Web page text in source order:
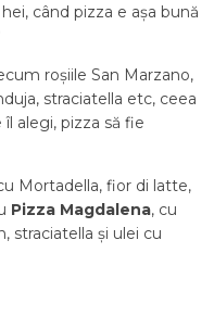
când pizza e așa bună
roșiile San Marzano,
straciatella etc, ceea
alegi, pizza să fie
Mortadella, fior di latte,
Pizza Magdalena, cu
straciatella și ulei cu